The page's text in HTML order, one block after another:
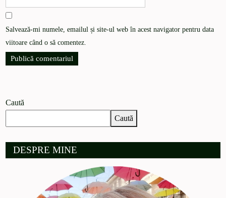
Salvează-mi numele, emailul și site-ul web în acest navigator pentru data
viitoare când o să comentez.
Caută
Caută
DESPRE MINE